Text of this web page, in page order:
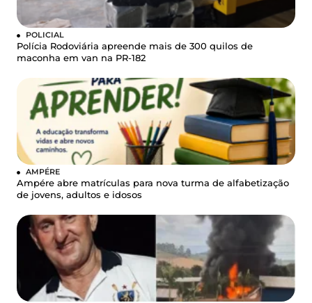
POLICIAL
Polícia Rodoviária apreende mais de 300 quilos de
maconha em van na PR-182
AMPÉRE
Ampére abre matrículas para nova turma de alfabetização
de jovens, adultos e idosos